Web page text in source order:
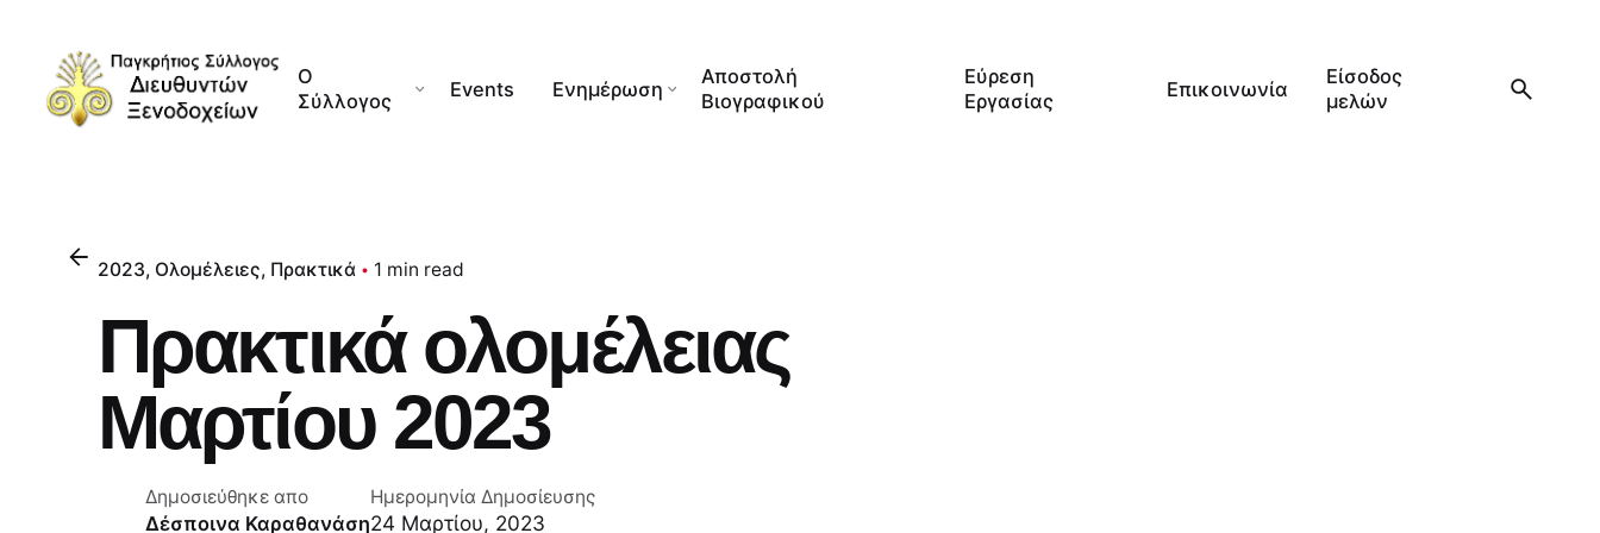
content
Ο
Σύλλογος
Events Ενημέρωση
Αποστολή
Βιογραφικού
Εύρεση
Εργασίας
Επικοινωνία
Είσοδος
μελών
2023 Ολομέλειες Πρακτικά 1 min read
Πρακτικά ολομέλειας
Μαρτίου 2023
Δημοσιεύθηκε απο
Δέσποινα Καραθανάση
Ημερομηνία Δημοσίευσης
24 Μαρτίου, 2023